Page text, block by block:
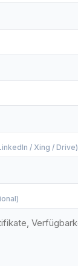
/ Xing / Drive)